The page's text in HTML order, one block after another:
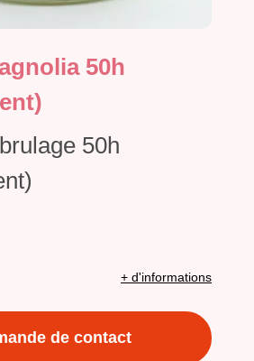
50h
50h
+ d'informations
de contact